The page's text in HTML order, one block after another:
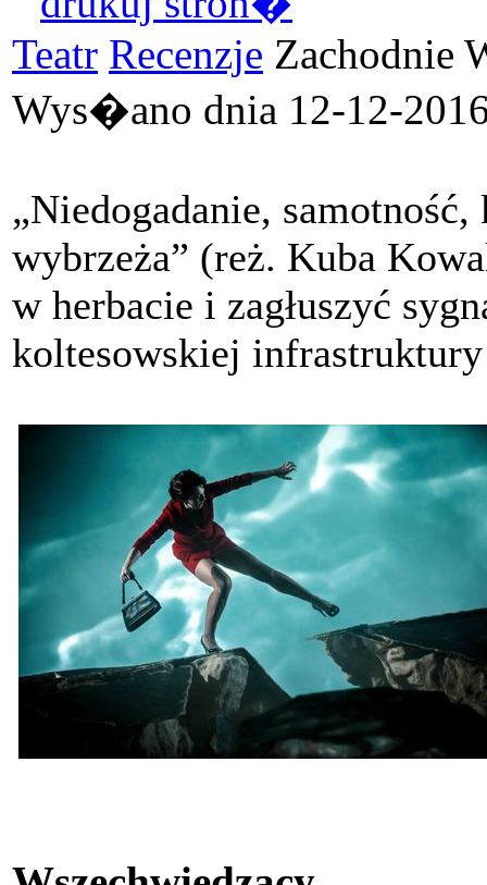
Teatr Recenzje Zachodnie
Wys�ano dnia 12-12-
„Niedogadanie,
wybrzeża” (reż. Kuba
w herbacie i zagłuszyć
koltesowskiej